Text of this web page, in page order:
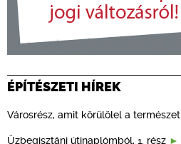
ÉPÍTÉSZETI HÍREK
Városrész, amit körülölel a természet
Üzbegisztáni útinaplómból, 1. rész